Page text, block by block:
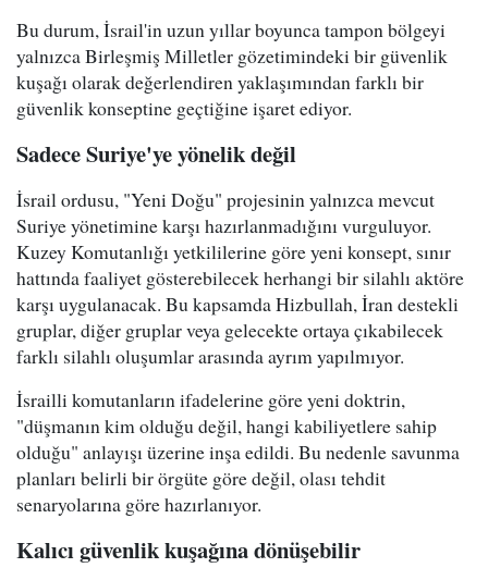
Bu durum, İsrail'in uzun yıllar boyunca tampon bölgeyi
yalnızca Birleşmiş Milletler gözetimindeki bir güvenlik
kuşağı olarak değerlendiren yaklaşımından farklı bir
güvenlik konseptine geçtiğine işaret ediyor.
Sadece Suriye'ye yönelik değil
İsrail ordusu, "Yeni Doğu" projesinin yalnızca mevcut
Suriye yönetimine karşı hazırlanmadığını vurguluyor.
Kuzey Komutanlığı yetkililerine göre yeni konsept, sınır
hattında faaliyet gösterebilecek herhangi bir silahlı aktöre
karşı uygulanacak. Bu kapsamda Hizbullah, İran destekli
gruplar, diğer gruplar veya gelecekte ortaya çıkabilecek
farklı silahlı oluşumlar arasında ayrım yapılmıyor.
İsrailli komutanların ifadelerine göre yeni doktrin,
"düşmanın kim olduğu değil, hangi kabiliyetlere sahip
olduğu" anlayışı üzerine inşa edildi. Bu nedenle savunma
planları belirli bir örgüte göre değil, olası tehdit
senaryolarına göre hazırlanıyor.
Kalıcı güvenlik kuşağına dönüşebilir